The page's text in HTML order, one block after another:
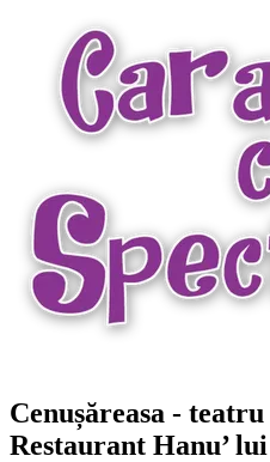
Cenușăreasa -
Restaurant Hanu’